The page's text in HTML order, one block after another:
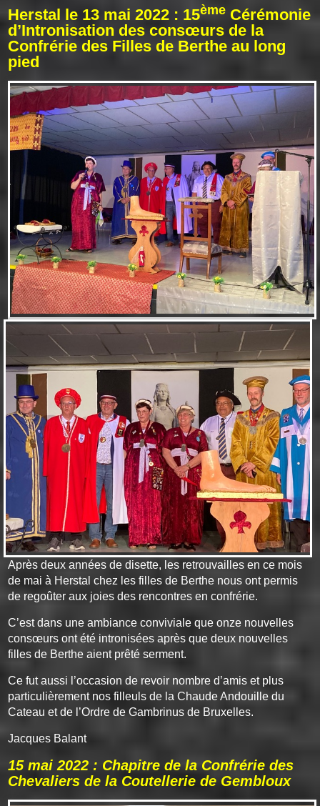
Herstal le 13 mai 2022 : 15ème Cérémonie
d’Intronisation des consœurs de la
Confrérie des Filles de Berthe au long
pied
Après deux années de disette, les retrouvailles en ce mois
de mai à Herstal chez les filles de Berthe nous ont permis
de regoûter aux joies des rencontres en confrérie.
C’est dans une ambiance conviviale que onze nouvelles
consœurs ont été intronisées après que deux nouvelles
filles de Berthe aient prêté serment.
Ce fut aussi l’occasion de revoir nombre d’amis et plus
particulièrement nos filleuls de la Chaude Andouille du
Cateau et de l’Ordre de Gambrinus de Bruxelles.
Jacques Balant
15 mai 2022 : Chapitre de la Confrérie des
Chevaliers de la Coutellerie de Gembloux